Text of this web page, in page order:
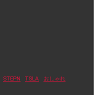
STEPN TSLA おしゃれ